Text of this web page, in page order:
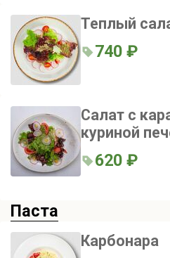
Теплый
740 ₽
Салат с
куриной
620 ₽
Паста
Карбонара